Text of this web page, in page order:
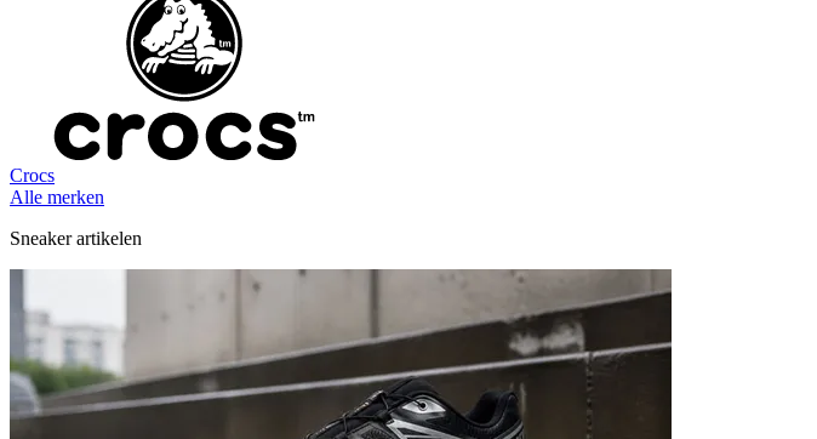
Crocs
Alle merken
Sneaker artikelen